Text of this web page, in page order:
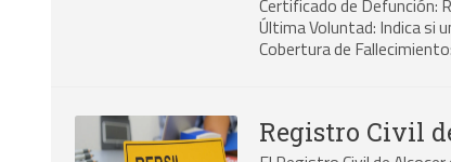
Última Voluntad: Indica si
Cobertura de
Registro Civil